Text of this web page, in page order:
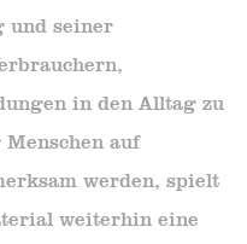
und seiner
in den Alltag zu
auf
werden, spielt
weiterhin eine